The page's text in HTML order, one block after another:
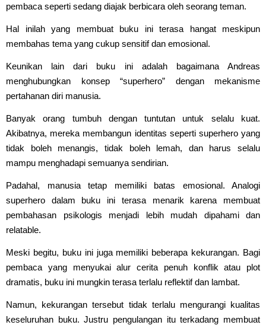
pembaca seperti sedang diajak berbicara oleh seorang teman.
Hal inilah yang membuat buku ini terasa hangat meskipun
membahas tema yang cukup sensitif dan emosional.
Keunikan lain dari buku ini adalah bagaimana Andreas
menghubungkan konsep “superhero” dengan mekanisme
pertahanan diri manusia.
Banyak orang tumbuh dengan tuntutan untuk selalu kuat.
Akibatnya, mereka membangun identitas seperti superhero yang
tidak boleh menangis, tidak boleh lemah, dan harus selalu
mampu menghadapi semuanya sendirian.
Padahal, manusia tetap memiliki batas emosional. Analogi
superhero dalam buku ini terasa menarik karena membuat
pembahasan psikologis menjadi lebih mudah dipahami dan
relatable.
Meski begitu, buku ini juga memiliki beberapa kekurangan. Bagi
pembaca yang menyukai alur cerita penuh konflik atau plot
dramatis, buku ini mungkin terasa terlalu reflektif dan lambat.
Namun, kekurangan tersebut tidak terlalu mengurangi kualitas
keseluruhan buku. Justru pengulangan itu terkadang membuat